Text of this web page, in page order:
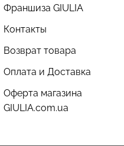
Франшиза GIULIA
Контакты
Возврат товара
Оплата и Доставка
Оферта магазина
GIULIA.com.ua